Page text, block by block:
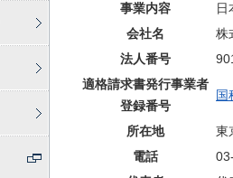
事業内容
日
会社名
株
法人番号
適格請求書発行事業者
登録番号
国
所在地
東
電話